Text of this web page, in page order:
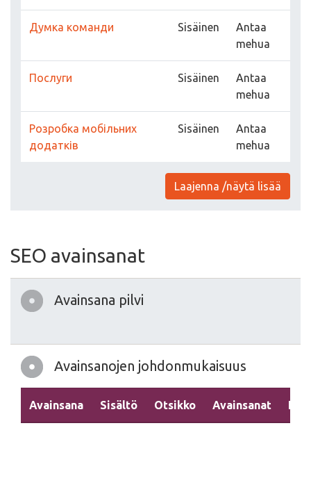
Думка команди Sisäinen
Antaa
mehua
Послуги Sisäinen
Antaa
mehua
Розробка мобільних
додатків
Sisäinen
Antaa
mehua
Laajenna /näytä lisää
SEO avainsanat
Avainsana pilvi
Avainsanojen johdonmukaisuus
Avainsana Sisältö Otsikko Avainsanat